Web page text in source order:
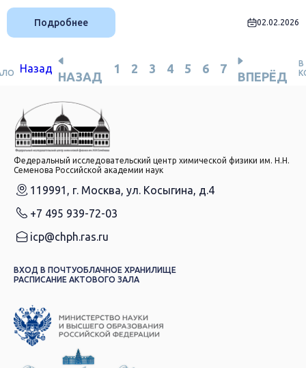
Подробнее 02.02.2026
Назад
НАЗАД
1 2 3 4 5 6 7
ВПЕРЁД
В
Федеральный исследовательский центр химической физики им. Н.Н.
Семенова Российской академии наук
119991, г. Москва, ул. Косыгина, д.4
+7 495 939-72-03
icp@chph.ras.ru
ВХОД В ПОЧТУОБЛАЧНОЕ ХРАНИЛИЩЕ
РАСПИСАНИЕ АКТОВОГО ЗАЛА